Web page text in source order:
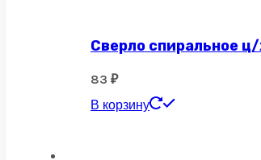
Сверло спиральное
83 ₽
В корзину